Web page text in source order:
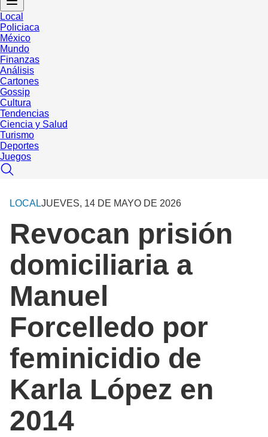
Local
Policiaca
México
Mundo
Finanzas
Análisis
Cartones
Gossip
Cultura
Tendencias
Ciencia y Salud
Turismo
Deportes
Juegos
LOCALJUEVES, 14 DE MAYO DE 2026
Revocan prisión
domiciliaria a
Manuel
Forcelledo por
feminicidio de
Karla López en
2014